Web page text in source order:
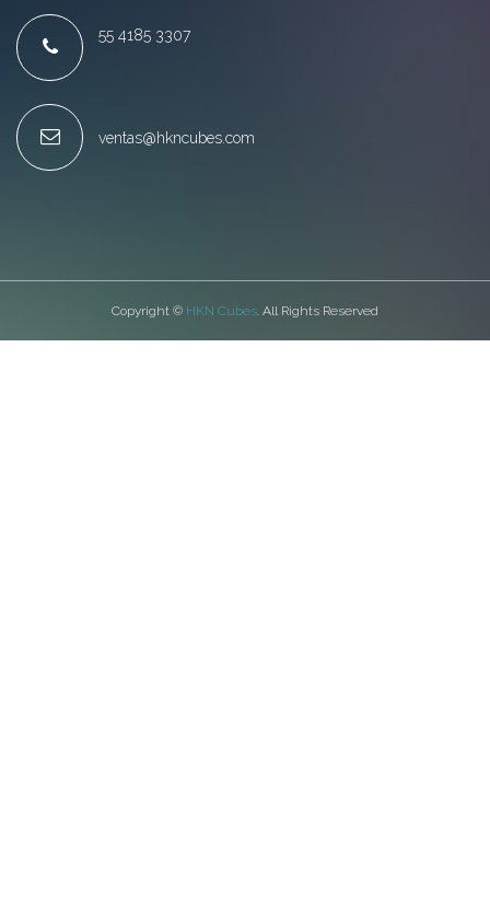
55 4185 3307
ventas@hkncubes.com
Copyright © HKN Cubes . All Rights Reserved